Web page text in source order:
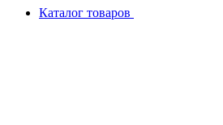
Каталог товаров